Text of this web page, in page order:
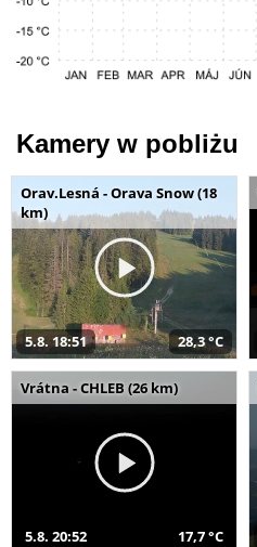
Kamery w pobliżu
Orav.Lesná - Orava Snow (18
km)
5.8. 18:51 28,3 °C
Vrátna - CHLEB (26 km)
5.8. 20:52 17,7 °C